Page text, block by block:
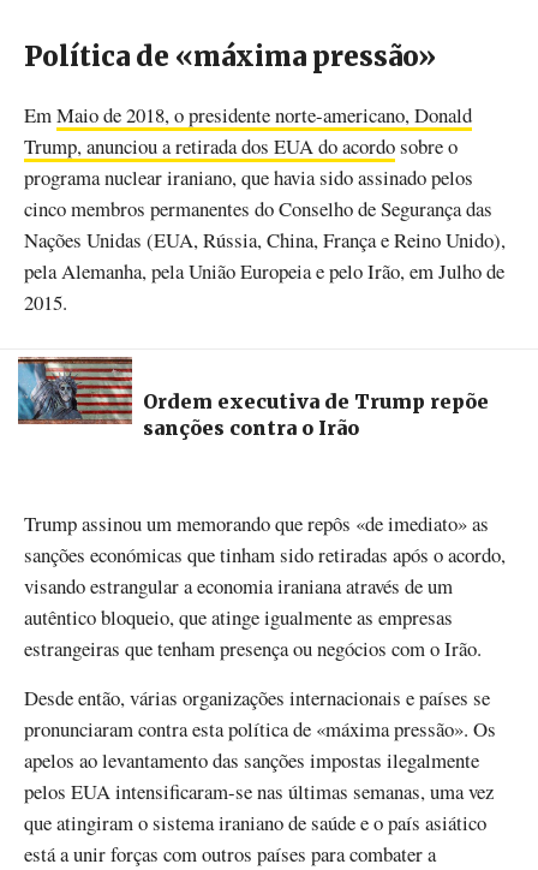
Política de «máxima pressão»
EmMaio de 2018, o presidente norte-americano, Donald
Trump, anunciou a retirada dos EUA do acordosobre o
programa nuclear iraniano, que havia sido assinado pelos
cinco membros permanentes do Conselho de Segurança das
Nações Unidas (EUA, Rússia, China, França e Reino Unido),
pela Alemanha, pela União Europeia e pelo Irão, em Julho de
2015.
Ordem executiva de Trump repõe
sanções contra o Irão
Trump assinou um memorando que repôs «de imediato» as
sanções económicas que tinham sido retiradas após o acordo,
visando estrangular a economia iraniana através de um
autêntico bloqueio, que atinge igualmente as empresas
estrangeiras que tenham presença ou negócios com o Irão.
Desde então, várias organizações internacionais e países se
pronunciaram contra esta política de «máxima pressão». Os
apelos ao levantamento das sanções impostas ilegalmente
pelos EUA intensificaram-se nas últimas semanas, uma vez
que atingiram o sistema iraniano de saúde e o país asiático
está a unir forças com outros países para combater a